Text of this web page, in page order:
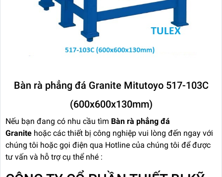
Bàn rà phẳng đá Granite Mitutoyo 517-103C
(600x600x130mm)
Nếu bạn đang có nhu cầu tìm Bàn rà phẳng đá
Granite hoặc các thiết bị công nghiệp vui lòng đến ngay với
chúng tôi hoặc gọi điện qua Hotline của chúng tôi để được
tư vấn và hỗ trợ cụ thể nhé :